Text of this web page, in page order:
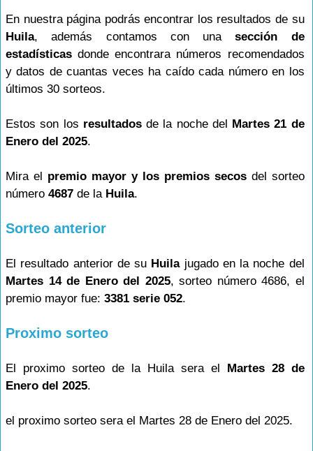
En nuestra página podrás encontrar los resultados de su
Huila, además contamos con unasección de
estadísticas donde encontrara números recomendados
y datos de cuantas veces ha caído cada número en los
últimos 30 sorteos.
Estos son los resultadosde la noche del Martes 21 de
Enero del 2025.
Mira el premio mayor y los premios secosdel sorteo
número 4687 de la Huila.
Sorteo anterior
El resultado anterior de su Huilajugado en la noche del
Martes 14 de Enero del 2025, sorteo número 4686, el
premio mayor fue: 3381 serie 052.
Proximo sorteo
El proximo sorteo de la Huila sera el Martes 28 de
Enero del 2025.
el proximo sorteo sera el Martes 28 de Enero del 2025.